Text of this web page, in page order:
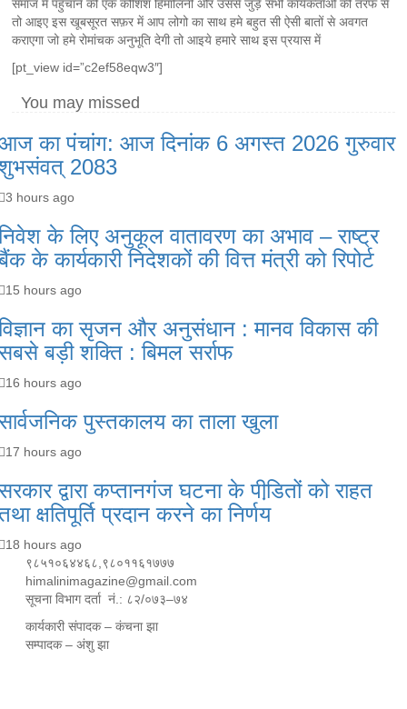
समाज मे पहुँचाने की एक कोशिश हिमालिनी और उससे जुड़े सभी कार्यकर्ताओं की तरफ से
तो आइए इस खूबसूरत सफ़र में आप लोगो का साथ हमे बहुत सी ऐसी बातों से अवगत
कराएगा जो हमे रोमांचक अनुभूति देगी तो आइये हमारे साथ इस प्रयास में
[pt_view id=”c2ef58eqw3″]
You may missed
का पंचांग: आज दिनांक 6 अगस्त 2026 गुरुवार
2083
3 hours ago
के लिए अनुकूल वातावरण का अभाव – राष्ट्र
के कार्यकारी निदेशकों की वित्त मंत्री को रिपोर्ट
15 hours ago
का सृजन और अनुसंधान : मानव विकास की
बड़ी शक्ति : बिमल सर्राफ
16 hours ago
पुस्तकालय का ताला खुला
17 hours ago
द्वारा कप्तानगंज घटना के पीडि़तों को राहत
क्षतिपूर्ति प्रदान करने का निर्णय
18 hours ago
९८५१०६४४६८,९८०११६१७७७
himalinimagazine@gmail.com
सूचना विभाग दर्ता नं.: ८२/०७३–७४
कार्यकारी संपादक – कंचना झा
सम्पादक – अंशु झा